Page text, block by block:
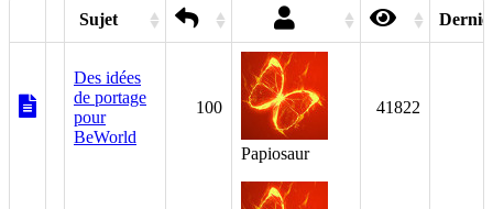
Sujet
Des idées
de portage
pour
BeWorld
100
Papiosaur
41822